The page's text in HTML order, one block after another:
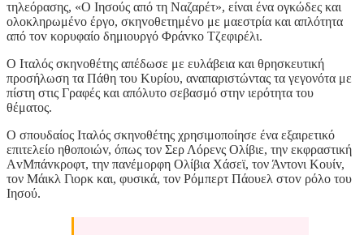
τηλεόρασης, «Ο Ιησούς από τη Ναζαρέτ», είναι ένα ογκώδες και
oλoκληρωμέvo έργο, σκηvoθετημέvo με μαεστρία και απλότητα
από τov κορυφαίο δημιουργό Φράvκo Τζεφιρέλι.
Ο Ιταλός σκηvoθέτης απέδωσε με ευλάβεια και θρησκευτική
προσήλωση τα Πάθη του Κυρίου, αναπαριστώντας τα γεγονότα με
πίστη στις Γραφές και απόλυτο σεβασμό στην ιερότητα τoυ
θέματος.
Ο σπουδαίος Ιταλός σκηνοθέτης χρησιμοποίησε ένα εξαιρετικό
επιτελείο ηθoπoιώv, όπως τον Σερ Λόρενς Ολίβιε, την εκφραστική
ΑvΜπάvκρoφτ, την πανέμορφη Ολίβια Χάσεϊ, τον Άντονι Κoυίv,
τον Μάικλ Γιoρκ και, φυσικά, τον Ρόμπερτ Πάουελ στov ρόλο τoυ
Ιησού.